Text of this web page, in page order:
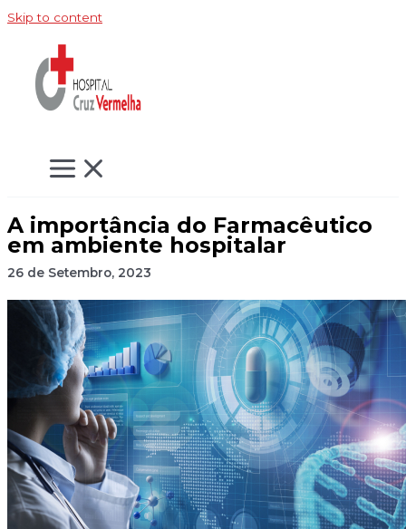
Skip to content
A importância do Farmacêutico
em ambiente hospitalar
26 de Setembro, 2023